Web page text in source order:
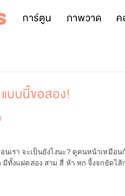
การ์ตูน ภาพวาด
บบนี้ขอสอง!
นเรา จะเป็นยังไงนะ? ดูคนหน้าเหมือ
มีทั้งแฝดสอง สาม สี่ ห้า หก จิ้งจกยัดไ